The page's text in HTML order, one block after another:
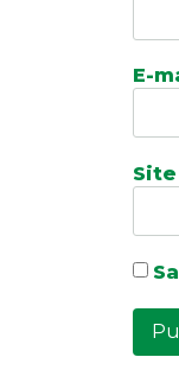
E-
Site